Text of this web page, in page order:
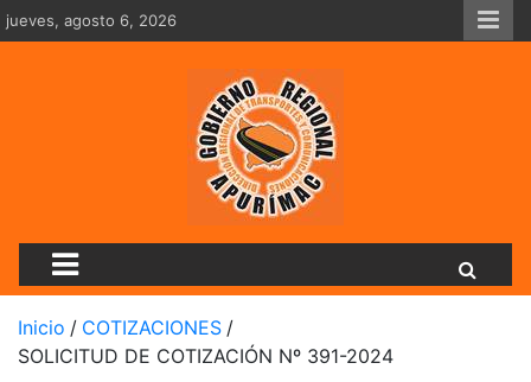
Saltar
al
jueves, agosto 6, 2026
Dirección Regional De
Inicio
COTIZACIONES
SOLICITUD DE COTIZACIÓN Nº 391-2024